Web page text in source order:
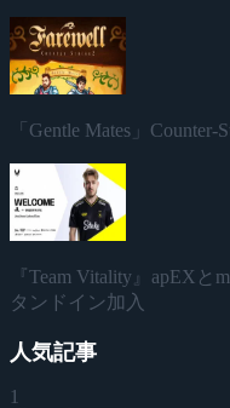
「Gentle Mates」
『Team Vitality』apEX
タンドイン加入
人気記事
1